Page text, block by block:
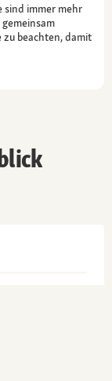
sind immer mehr
zu beachten, damit